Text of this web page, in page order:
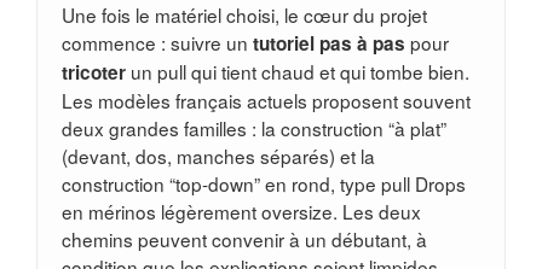
Une fois le matériel choisi, le cœur du projet
commence : suivre un tutoriel pas à pas pour
tricoter un pull qui tient chaud et qui tombe bien.
Les modèles français actuels proposent souvent
deux grandes familles : la construction “à plat”
(devant, dos, manches séparés) et la
construction “top-down” en rond, type pull Drops
en mérinos légèrement oversize. Les deux
chemins peuvent convenir à un débutant, à